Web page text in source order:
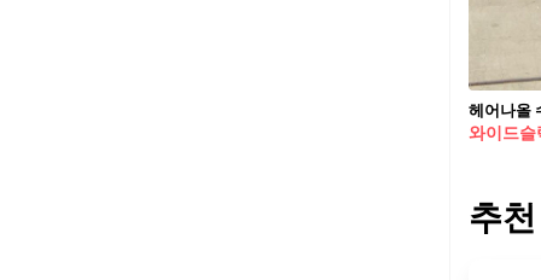
헤어나올
와이드슬
추